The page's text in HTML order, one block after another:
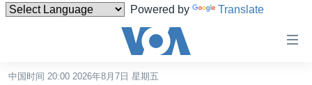
Powered by Translate
碍中国时间 20:00 2026年8月7日 星期五